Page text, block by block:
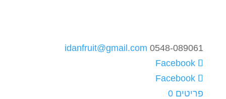
0548-089061
idanfruit@gmail.com
פריטים 0